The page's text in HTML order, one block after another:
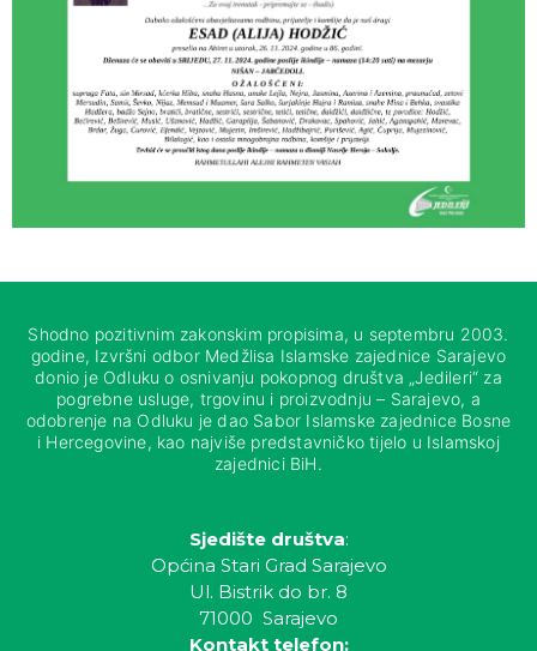
Shodno pozitivnim zakonskim propisima, u septembru 2003.
godine, Izvršni odbor Medžlisa Islamske zajednice Sarajevo
donio je Odluku o osnivanju pokopnog društva „Jedileri“ za
pogrebne usluge, trgovinu i proizvodnju – Sarajevo, a
odobrenje na Odluku je dao Sabor Islamske zajednice Bosne
i Hercegovine, kao najviše predstavničko tijelo u Islamskoj
zajednici BiH.
Sjedište društva:
Općina Stari Grad Sarajevo
Ul. Bistrik do br. 8
71000 Sarajevo
Kontakt telefon: